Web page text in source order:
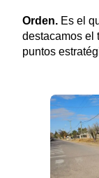
Orden.Es el
destacamos el
puntos